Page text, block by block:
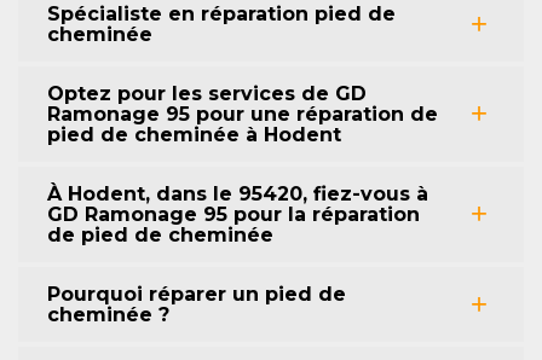
Spécialiste en réparation pied de
cheminée
Optez pour les services de GD
Ramonage 95 pour une réparation de
pied de cheminée à Hodent
À Hodent, dans le 95420, fiez-vous à
GD Ramonage 95 pour la réparation
de pied de cheminée
Pourquoi réparer un pied de
cheminée ?